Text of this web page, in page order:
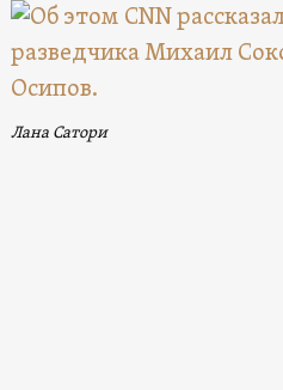
Лана Сатори